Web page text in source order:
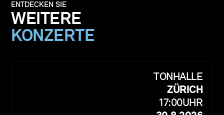
ENTDECKEN SIE
WEITERE
KONZERTE
TONHALLE
ZÜRICH
17:00UHR